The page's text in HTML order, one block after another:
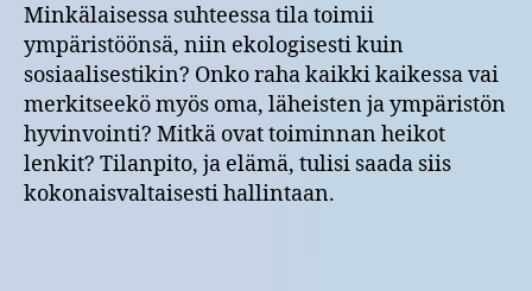
Minkälaisessa suhteessa tila toimii
ympäristöönsä, niin ekologisesti kuin
sosiaalisestikin? Onko raha kaikki kaikessa vai
merkitseekö myös oma, läheisten ja ympäristön
hyvinvointi? Mitkä ovat toiminnan heikot
lenkit? Tilanpito, ja elämä, tulisi saada siis
kokonaisvaltaisesti hallintaan.